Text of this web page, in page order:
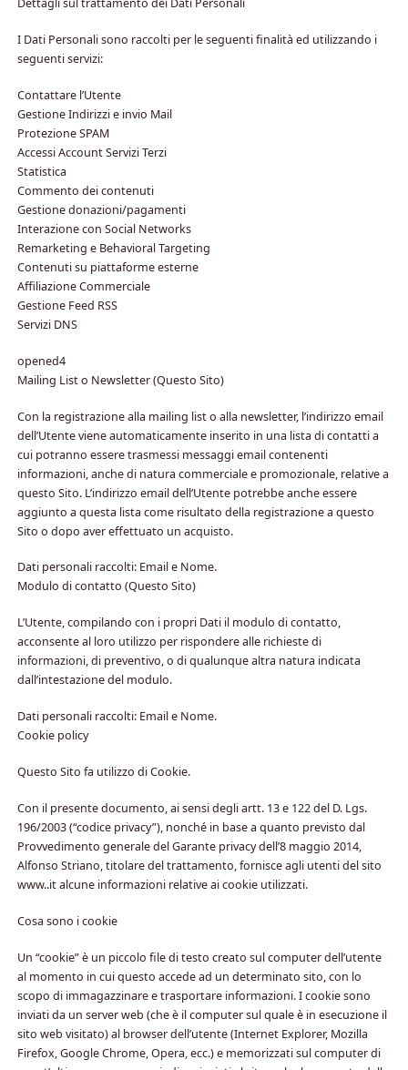
Dettagli sul trattamento dei Dati Personali
I Dati Personali sono raccolti per le seguenti finalità ed utilizzando i
seguenti servizi:
Contattare l’Utente
Gestione Indirizzi e invio Mail
Protezione SPAM
Accessi Account Servizi Terzi
Statistica
Commento dei contenuti
Gestione donazioni/pagamenti
Interazione con Social Networks
Remarketing e Behavioral Targeting
Contenuti su piattaforme esterne
Affiliazione Commerciale
Gestione Feed RSS
Servizi DNS
opened4
Mailing List o Newsletter (Questo Sito)
Con la registrazione alla mailing list o alla newsletter, l’indirizzo email
dell’Utente viene automaticamente inserito in una lista di contatti a
cui potranno essere trasmessi messaggi email contenenti
informazioni, anche di natura commerciale e promozionale, relative a
questo Sito. L’indirizzo email dell’Utente potrebbe anche essere
aggiunto a questa lista come risultato della registrazione a questo
Sito o dopo aver effettuato un acquisto.
Dati personali raccolti: Email e Nome.
Modulo di contatto (Questo Sito)
L’Utente, compilando con i propri Dati il modulo di contatto,
acconsente al loro utilizzo per rispondere alle richieste di
informazioni, di preventivo, o di qualunque altra natura indicata
dall’intestazione del modulo.
Dati personali raccolti: Email e Nome.
Cookie policy
Questo Sito fa utilizzo di Cookie.
Con il presente documento, ai sensi degli artt. 13 e 122 del D. Lgs.
196/2003 (“codice privacy”), nonché in base a quanto previsto dal
Provvedimento generale del Garante privacy dell’8 maggio 2014,
Alfonso Striano, titolare del trattamento, fornisce agli utenti del sito
www..it alcune informazioni relative ai cookie utilizzati.
Cosa sono i cookie
Un “cookie” è un piccolo file di testo creato sul computer dell’utente
al momento in cui questo accede ad un determinato sito, con lo
scopo di immagazzinare e trasportare informazioni. I cookie sono
inviati da un server web (che è il computer sul quale è in esecuzione il
sito web visitato) al browser dell’utente (Internet Explorer, Mozilla
Firefox, Google Chrome, Opera, ecc.) e memorizzati sul computer di